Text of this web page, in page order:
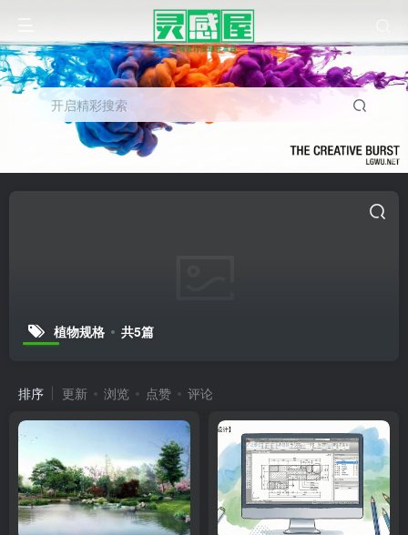
开启精彩搜索
植物规格 共5篇
排序 更新 浏览 点赞 评论